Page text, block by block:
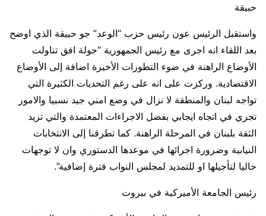
حبيقة
واستقبل الرئيس عون رئيس حزب “الوعد” جو حبيقة الذي اوضح
بعد اللقاء انه اجرى مع رئيس الجمهورية “جولة افق تناولت
الأوضاع الراهنة في ضوء التطورات الأخيرة اضافة إلى الأوضاع
الاقتصادية. وركزت على انه على رغم التحديات الكثيرة التي
تواجه لبنان والمنطقة لا نزال في وضع امني جيد نسبيا والامور
تجري في اتجاه ايجابي بفضل الاجراءات المعتمدة والتي تزيد
الثقة بلبنان في المرحلة الراهنة. كما تطرقنا إلى الانتخابات
النيابية وضرورة اجرائها في موعدها الدستوري وان لا توجهات
حاليا لتأجيلها او للتمديد لمجلس النواب فترة إضافية”.
رئيس الجامعة الأميركية في بيروت